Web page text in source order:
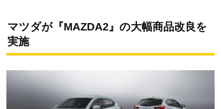
マツダが『MAZDA2』の大幅商品改良を
実施